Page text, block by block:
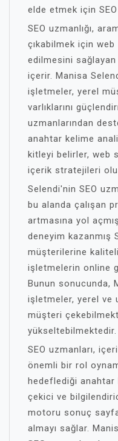
elde etmek için
SEO uzmanlığı,
çıkabilmek için
edilmesini
içerir. Manisa
işletmeler, yerel
varlıklarını
uzmanlarından
anahtar kelime
kitleyi belirler, web
içerik stratejileri
Selendi'nin SEO
bu alanda çalışan
artmasına yol
deneyim kazanmış
müşterilerine
işletmelerin online
Bunun sonucunda,
işletmeler, yerel ve
müşteri
yükseltebilmektedir.
SEO uzmanları,
önemli bir rol
hedeflediği anahtar
çekici ve
motoru sonuç
almayı sağlar.